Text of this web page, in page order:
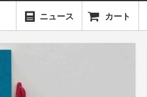
ニュース カート